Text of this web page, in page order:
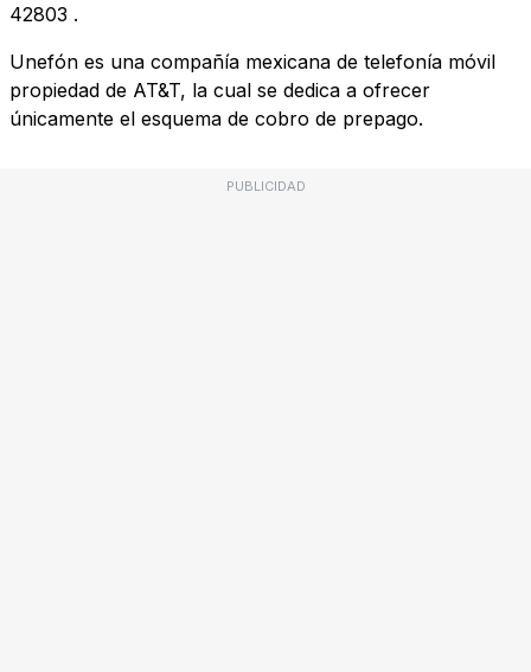
42803 .
Unefón es una compañía mexicana de telefonía móvil
propiedad de AT&T, la cual se dedica a ofrecer
únicamente el esquema de cobro de prepago.
PUBLICIDAD